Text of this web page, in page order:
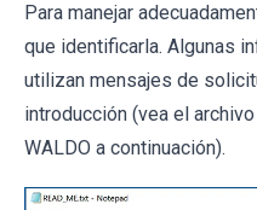
Para manejar
que identificarla. Algunas
utilizan mensajes de
introducción (vea el
WALDO a continuación).